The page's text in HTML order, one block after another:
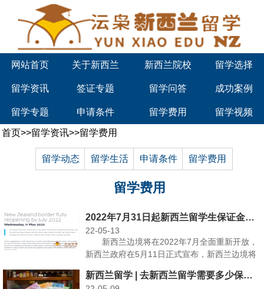
网站首页 关于新西兰 新西兰院校 留学选择
留学资讯 签证专题 留学问答 成功案例
留学专题 申请条件 留学费用 留学视频
首页>>留学资讯>>留学费用
留学动态 留学生活 申请条件 留学费用
留学费用
2022年7月31日起新西兰留学生保证金金额增加！
22-05-13
新西兰边境将在2022年7月全面重新开放，
新西兰政府在5月11日正式宣布，新西兰边境将
新西兰留学 | 去新西兰留学需要多少保证金？